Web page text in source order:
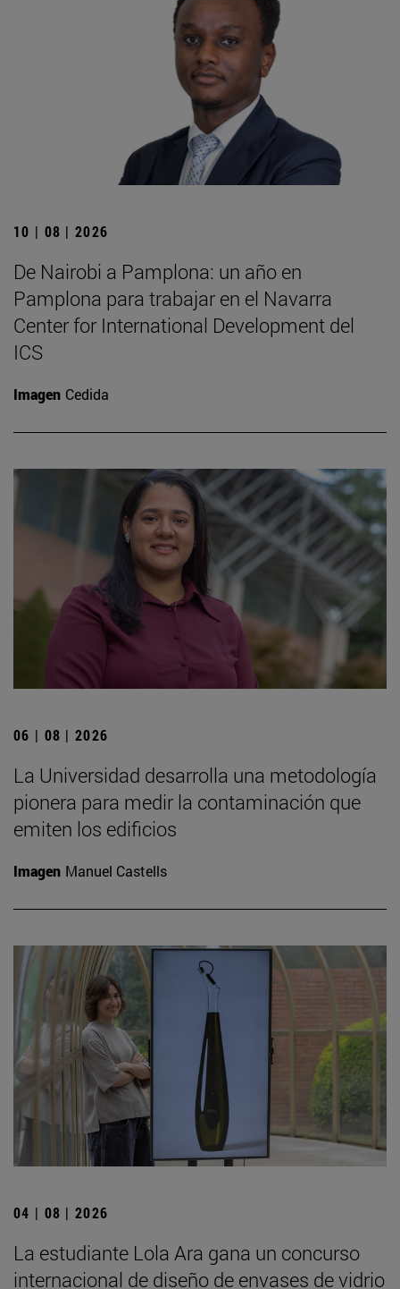
10 | 08 | 2026
De Nairobi a Pamplona: un año en
Pamplona para trabajar en el Navarra
Center for International Development del
ICS
Imagen Cedida
06 | 08 | 2026
La Universidad desarrolla una metodología
pionera para medir la contaminación que
emiten los edificios
Imagen Manuel Castells
04 | 08 | 2026
La estudiante Lola Ara gana un concurso
internacional de diseño de envases de vidrio